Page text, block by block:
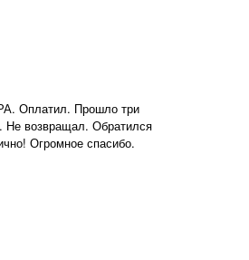
Оплатил. Прошло три
Не возвращал. Обратился
Огромное спасибо.